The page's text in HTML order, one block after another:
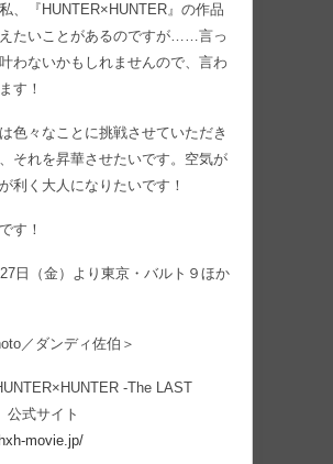
、『HUNTER×HUNTER』の作品
たいことがあるのですが……言っ
わないかもしれませんので、言わ
す！
色々なことに挑戦させていただき
それを昇華させたいです。空気が
利く大人になりたいです！
す！
日（金）より東京・バルト９ほか
／ダンディ佐伯＞
-The LAST
公式サイト
movie.jp/